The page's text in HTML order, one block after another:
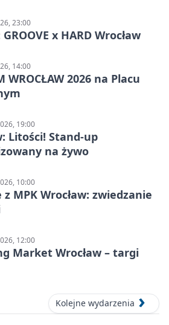
23:00
x HARD Wrocław
14:00
WROCŁAW 2026 na Placu
19:00
Litości! Stand-up
na żywo
10:00
z MPK Wrocław: zwiedzanie
12:00
Market Wrocław – targi
Kolejne wydarzenia